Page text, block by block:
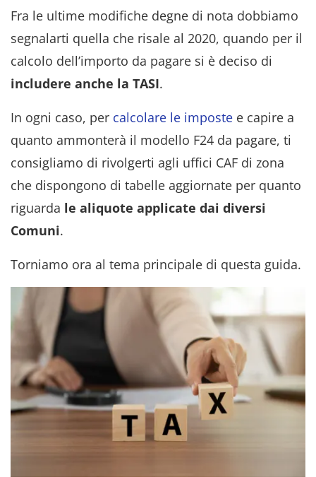
Fra le ultime modifiche degne di nota dobbiamo
segnalarti quella che risale al 2020, quando per il
calcolo dell’importo da pagare si è deciso di
includere anche la TASI.
In ogni caso, per calcolare le imposte e capire a
quanto ammonterà il modello F24 da pagare, ti
consigliamo di rivolgerti agli uffici CAF di zona
che dispongono di tabelle aggiornate per quanto
riguarda le aliquote applicate dai diversi
Comuni.
Torniamo ora al tema principale di questa guida.